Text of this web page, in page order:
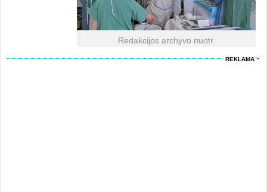
Redakcijos archyvo nuotr.
REKLAMA